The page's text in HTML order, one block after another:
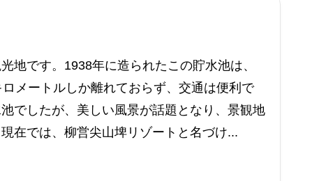
地です。1938年に造られたこの貯水池は、
メートルしか離れておらず、交通は便利で
でしたが、美しい風景が話題となり、景観地
在では、柳営尖山埤リゾートと名づけ...